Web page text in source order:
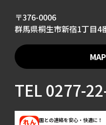
〒376-0006
群馬県桐生市新宿1丁目4
MAP
TEL0277-
園との連絡を安心・快適に！